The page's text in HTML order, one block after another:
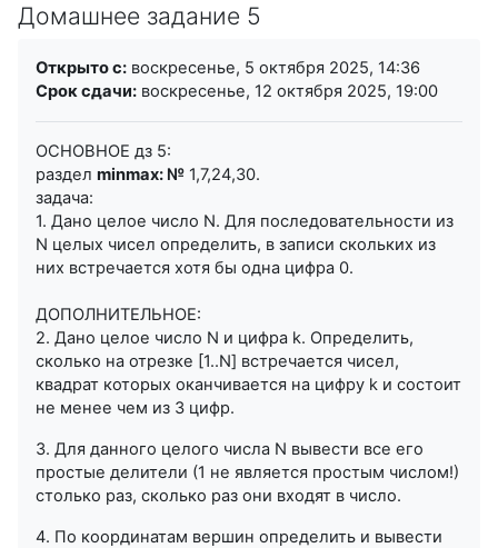
Домашнее задание 5
Открыто с: воскресенье, 5 октября 2025, 14:36
Срок сдачи: воскресенье, 12 октября 2025, 19:00
ОСНОВНОЕ дз 5:
раздел minmax: № 1,7,24,30.
задача:
1. Дано целое число N. Для последовательности из
N целых чисел определить, в записи скольких из
них встречается хотя бы одна цифра 0.
ДОПОЛНИТЕЛЬНОЕ:
2. Дано целое число N и цифра k. Определить,
сколько на отрезке [1..N] встречается чисел,
квадрат которых оканчивается на цифру k и состоит
не менее чем из 3 цифр.
3. Для данного целого числа N вывести все его
простые делители (1 не является простым числом!)
столько раз, сколько раз они входят в число.
4. По координатам вершин определить и вывести